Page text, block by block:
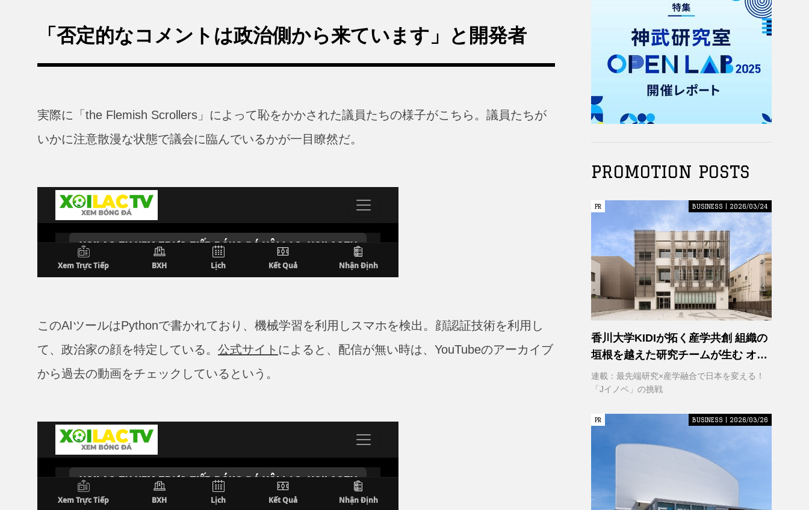
「否定的なコメントは政治側から来ています」と開発者
実際に「the Flemish Scrollers」によって恥をかかされた議員たちの様子がこちら。議員たちが
いかに注意散漫な状態で議会に臨んでいるかが一目瞭然だ。
このAIツールはPythonで書かれており、機械学習を利用しスマホを検出。顔認証技術を利用し
て、政治家の顔を特定している。 公式サイト によると、配信が無い時は、YouTubeのアーカイブ
から過去の動画をチェックしているという。
PROMOTION POSTS
PR
PR BUSINESS | 2026/03/24
香川大学KIDIが拓く産学共創 組織の
垣根を越えた研究チームが生む オー
プンイノベーション
連載：最先端研究×産学融合で日本を変える！
「Jイノベ」の挑戦
PR
PR BUSINESS | 2026/03/26